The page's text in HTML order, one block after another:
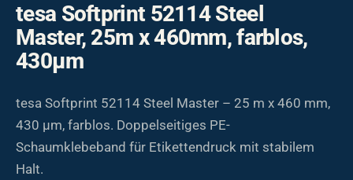
tesa Softprint 52114 Steel
Master, 25m x 460mm, farblos,
430µm
tesa Softprint 52114 Steel Master – 25 m x 460 mm,
430 µm, farblos. Doppelseitiges PE-
Schaumklebeband für Etikettendruck mit stabilem
Halt.